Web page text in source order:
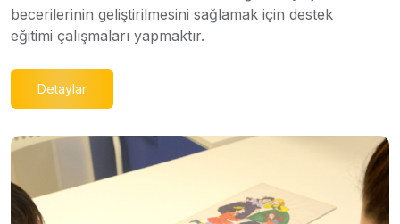
becerilerinin geliştirilmesini sağlamak için destek
eğitimi çalışmaları yapmaktır.
Detaylar